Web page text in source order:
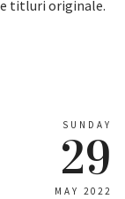
titluri originale.
SUNDAY
29
MAY 2022